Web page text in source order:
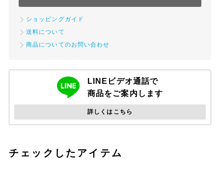
ショッピングガイド
送料について
商品についてのお問い合わせ
LINEビデオ通話で
商品をご案内します
詳しくはこちら
チェックしたアイテム